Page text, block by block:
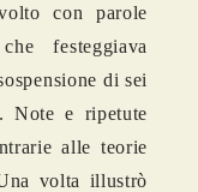
con parole
festeggiava
di sei
Note e ripetute
alle teorie
volta illustrò